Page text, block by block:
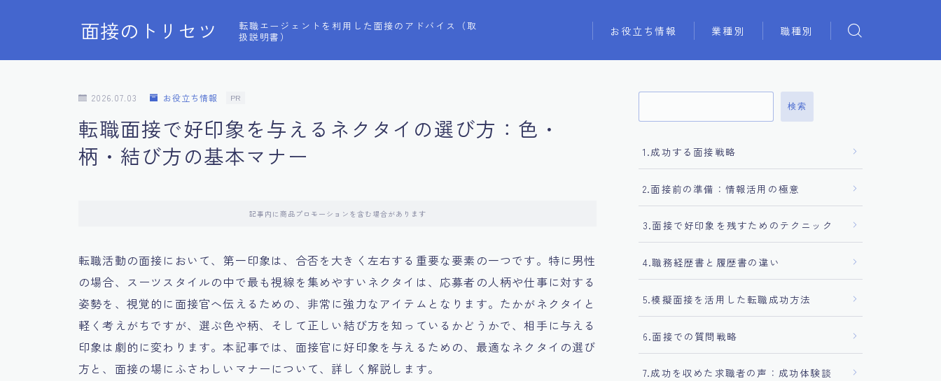
面接のトリセツ
転職エージェントを利用した面接のアドバイス（取
扱説明書）
お役立ち情報 業種別 職種別
2026.07.03 お役立ち情報 PR
転職面接で好印象を与えるネクタイの選び方：色・
柄・結び方の基本マナー
記事内に商品プロモーションを含む場合があります
転職活動の面接において、第一印象は、合否を大きく左右する重要な要素の一つです。特に男性
の場合、スーツスタイルの中で最も視線を集めやすいネクタイは、応募者の人柄や仕事に対する
姿勢を、視覚的に面接官へ伝えるための、非常に強力なアイテムとなります。たかがネクタイと
軽く考えがちですが、選ぶ色や柄、そして正しい結び方を知っているかどうかで、相手に与える
印象は劇的に変わります。本記事では、面接官に好印象を与えるための、最適なネクタイの選び
方と、面接の場にふさわしいマナーについて、詳しく解説します。
検索
1.成功する面接戦略
2.面接前の準備：情報活用の極意
3.面接で好印象を残すためのテクニック
4.職務経歴書と履歴書の違い
5.模擬面接を活用した転職成功方法
6.面接での質問戦略
7.成功を収めた求職者の声：成功体験談